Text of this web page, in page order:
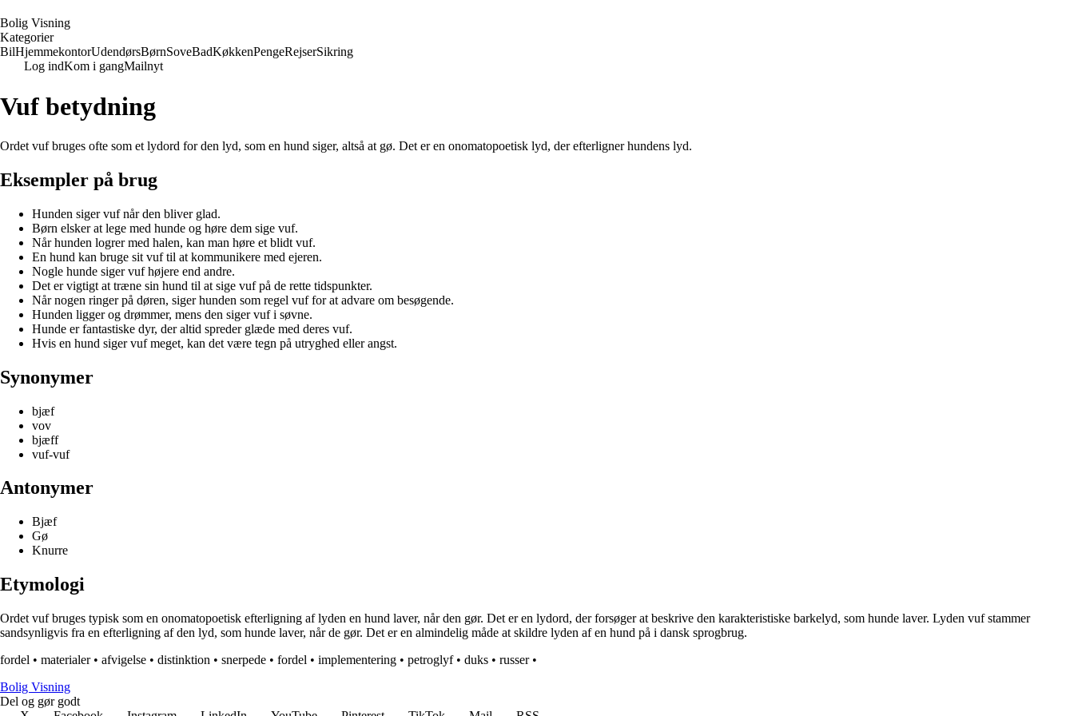
Bolig Visning
Kategorier
BilHjemmekontorUdendørsBørnSoveBadKøkkenPengeRejserSikring
Log indKom i gangMailnyt
Vuf betydning
Ordet vuf bruges ofte som et lydord for den lyd, som en hund siger, altså at gø. Det er en onomatopoetisk lyd, der efterligner hundens lyd.
Eksempler på brug
Hunden siger vuf når den bliver glad.
Børn elsker at lege med hunde og høre dem sige vuf.
Når hunden logrer med halen, kan man høre et blidt vuf.
En hund kan bruge sit vuf til at kommunikere med ejeren.
Nogle hunde siger vuf højere end andre.
Det er vigtigt at træne sin hund til at sige vuf på de rette tidspunkter.
Når nogen ringer på døren, siger hunden som regel vuf for at advare om besøgende.
Hunden ligger og drømmer, mens den siger vuf i søvne.
Hunde er fantastiske dyr, der altid spreder glæde med deres vuf.
Hvis en hund siger vuf meget, kan det være tegn på utryghed eller angst.
Synonymer
bjæf
vov
bjæff
vuf-vuf
Antonymer
Bjæf
Gø
Knurre
Etymologi
Ordet vuf bruges typisk som en onomatopoetisk efterligning af lyden en hund laver, når den gør. Det er en lydord, der forsøger at beskrive den karakteristiske barkelyd, som hunde laver. Lyden vuf stammer
sandsynligvis fra en efterligning af den lyd, som hunde laver, når de gør. Det er en almindelig måde at skildre lyden af en hund på i dansk sprogbrug.
fordel • materialer• afvigelse • distinktion • snerpede • fordel • implementering • petroglyf• duks • russer•
Bolig Visning
Del og gør godt